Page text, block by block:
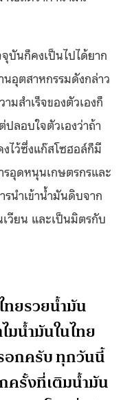
บันก็คงเป็นไปได้ยาก
นอุตสาหกรรมดังกล่าว
มสำเร็จของตัวเองก็
ลอบใจตัวเองว่าถ้า
ไว้ซึ่งแก๊สโซฮอล์ก็มี
รอุดหนุนเกษตรกรและ
นำเข้าน้ำมันดิบจาก
วียน และเป็นมิตรกับ
ยรวยน้ำมัน
มน้ำมันในไทย
อกครับ ทุกวันนี้
ครั้งที่เติมน้ำมัน